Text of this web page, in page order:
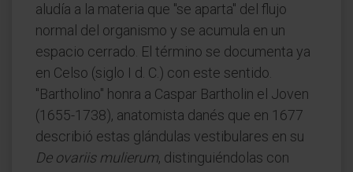
aludía a la materia que "se aparta" del flujo
normal del organismo y se acumula en un
espacio cerrado. El término se documenta ya
en Celso (siglo I d. C.) con este sentido.
"Bartholino" honra a Caspar Bartholin el Joven
(1655-1738), anatomista danés que en 1677
describió estas glándulas vestibulares en su
De ovariis mulierum, distinguiéndolas con